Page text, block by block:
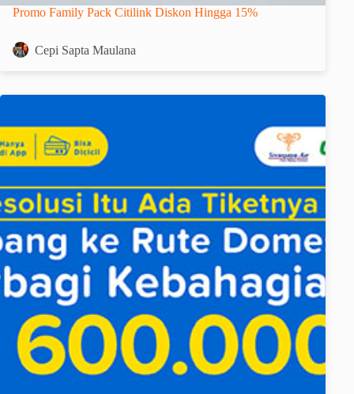
Promo Family Pack Citilink Diskon Hingga 15%
Cepi Sapta Maulana